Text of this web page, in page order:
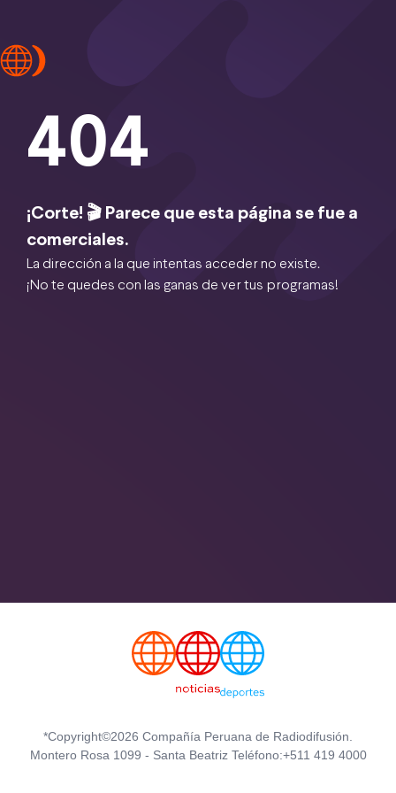
404
¡Corte! 🎬 Parece que esta página se fue a
comerciales.
La dirección a la que intentas acceder no existe.
¡No te quedes con las ganas de ver tus programas!
*Copyright©2026 Compañía Peruana de Radiodifusión.
Montero Rosa 1099 - Santa Beatriz Teléfono:+511 419 4000